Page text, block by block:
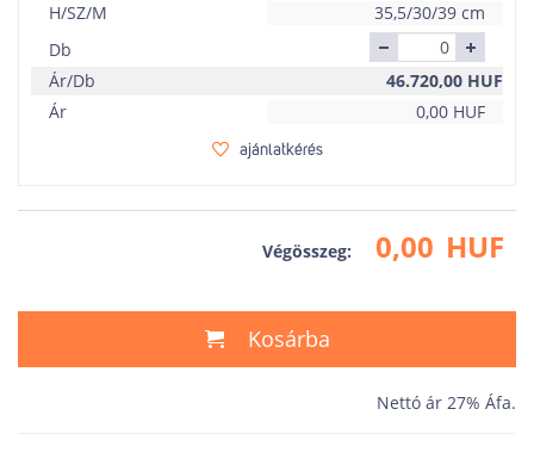
H/SZ/M
35,5/30/39 cm
Db
Ár/Db
46.720,00 HUF
Ár
0,00 HUF
ajánlatkérés
Végösszeg: 0,00 HUF
Kosárba
Nettó ár 27% Áfa.